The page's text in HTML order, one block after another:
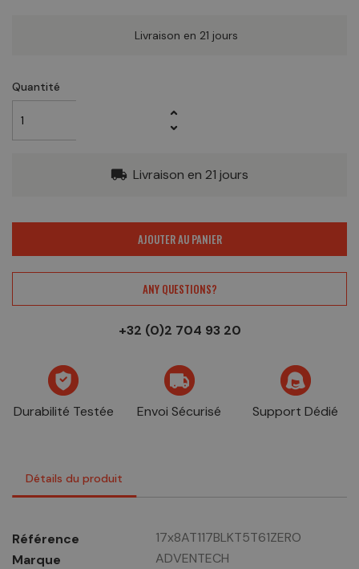
Livraison en 21 jours
Quantité
local_shipping Livraison en 21 jours
AJOUTER AU PANIER
ANY QUESTIONS?
+32 (0)2 704 93 20
Durabilité Testée Envoi Sécurisé Support Dédié
Détails du produit
Référence
17x8AT117BLKT5T61ZERO
Marque
ADVENTECH